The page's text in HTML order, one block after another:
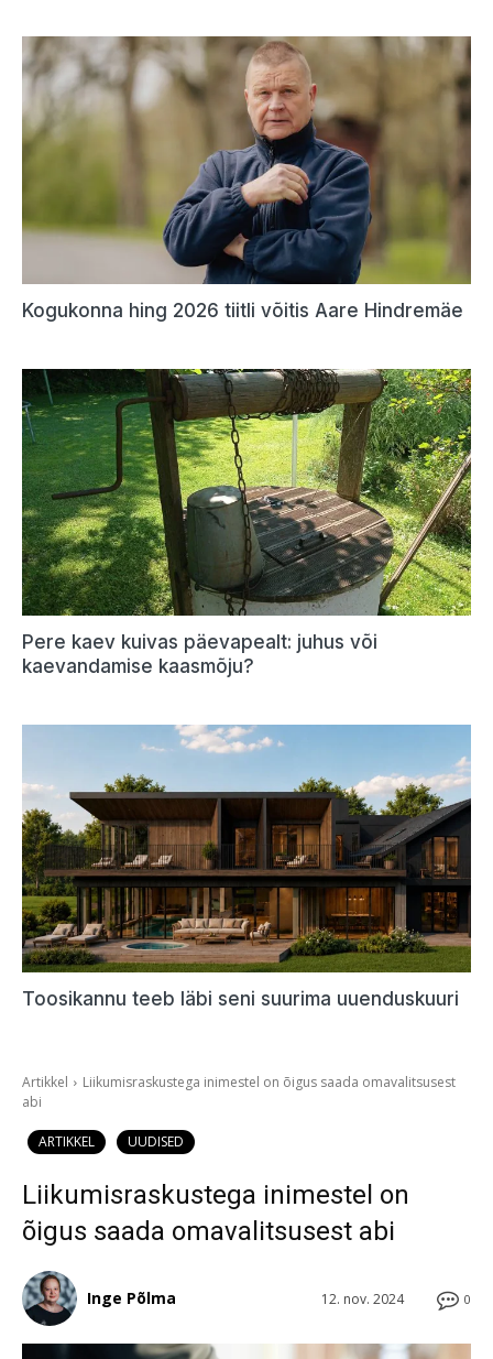
Kogukonna hing 2026 tiitli võitis Aare Hindremäe
Pere kaev kuivas päevapealt: juhus või
kaevandamise kaasmõju?
Toosikannu teeb läbi seni suurima uuenduskuuri